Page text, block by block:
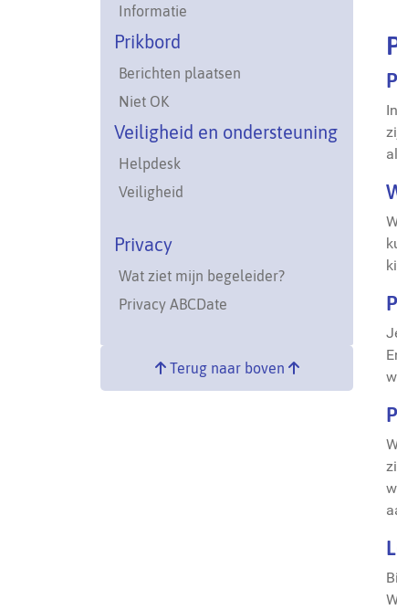
Informatie
Prikbord
Berichten plaatsen
Niet OK
Veiligheid en ondersteuning
Helpdesk
Veiligheid
Privacy
Wat ziet mijn begeleider?
Privacy ABCDate
Terug naar boven